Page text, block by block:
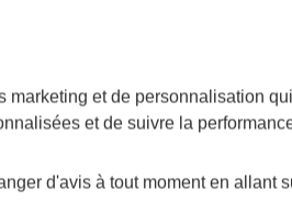
marketing et de personnalisation
et de suivre la
d'avis à tout moment en allant